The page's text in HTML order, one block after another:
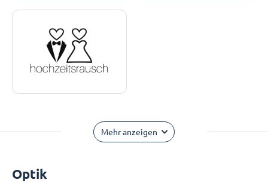
Mehr anzeigen
Optik